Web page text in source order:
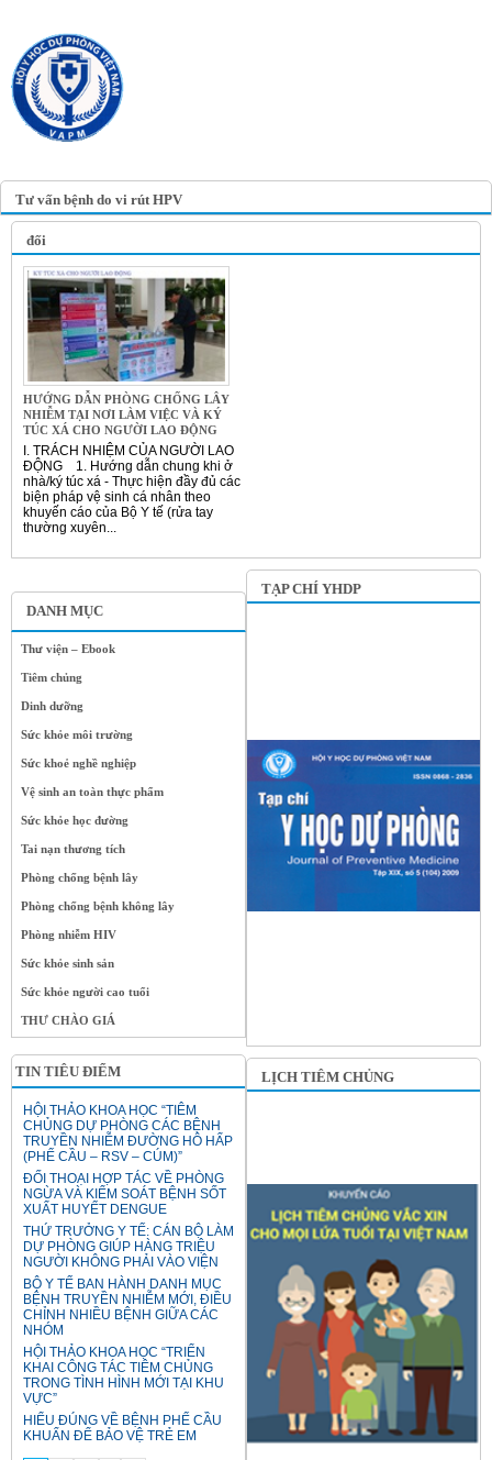
Tư vấn bệnh do vi rút HPV
DANH MỤC
Thư viện – Ebook
Tiêm chủng
Dinh dưỡng
Sức khỏe môi trường
Sức khoẻ nghề nghiệp
Vệ sinh an toàn thực phẩm
Sức khỏe học đường
Tai nạn thương tích
Phòng chống bệnh lây
Phòng chống bệnh không lây
Phòng nhiễm HIV
Sức khỏe sinh sản
Sức khỏe người cao tuổi
THƯ CHÀO GIÁ
TIN TIÊU ĐIỂM
HỘI THẢO KHOA HỌC “TIÊM
CHỦNG DỰ PHÒNG CÁC BỆNH
TRUYỀN NHIỄM ĐƯỜNG HÔ HẤP
(PHẾ CẦU – RSV – CÚM)”
ĐỐI THOẠI HỢP TÁC VỀ PHÒNG
NGỪA VÀ KIỂM SOÁT BỆNH SỐT
XUẤT HUYẾT DENGUE
THỨ TRƯỞNG Y TẾ: CÁN BỘ LÀM
DỰ PHÒNG GIÚP HÀNG TRIỆU
NGƯỜI KHÔNG PHẢI VÀO VIỆN
BỘ Y TẾ BAN HÀNH DANH MỤC
BỆNH TRUYỀN NHIỄM MỚI, ĐIỀU
CHỈNH NHIỀU BỆNH GIỮA CÁC
NHÓM
HỘI THẢO KHOA HỌC “TRIỂN
KHAI CÔNG TÁC TIÊM CHỦNG
TRONG TÌNH HÌNH MỚI TẠI KHU
VỰC”
HIỂU ĐÚNG VỀ BỆNH PHẾ CẦU
KHUẨN ĐỂ BẢO VỆ TRẺ EM
đối
HƯỚNG DẪN PHÒNG CHỐNG LÂY
NHIỄM TẠI NƠI LÀM VIỆC VÀ KÝ
TÚC XÁ CHO NGƯỜI LAO ĐỘNG
I. TRÁCH NHIỆM CỦA NGƯỜI LAO
ĐỘNG 1. Hướng dẫn chung khi ở
nhà/ký túc xá - Thực hiện đầy đủ các
biện pháp vệ sinh cá nhân theo
khuyến cáo của Bộ Y tế (rửa tay
thường xuyên...
TẠP CHÍ YHDP
LỊCH TIÊM CHỦNG